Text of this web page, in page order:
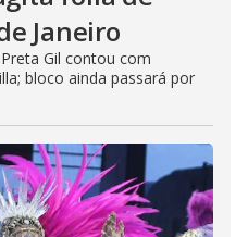
Janeiro
Gil contou com
bloco ainda passará por